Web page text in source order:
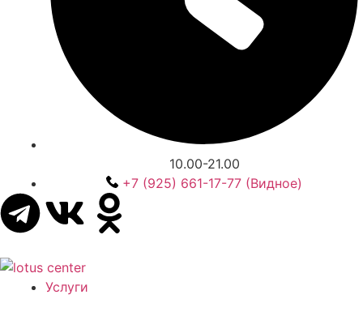
10.00-21.00
+7 (925) 661-17-77 (Видное)
Услуги